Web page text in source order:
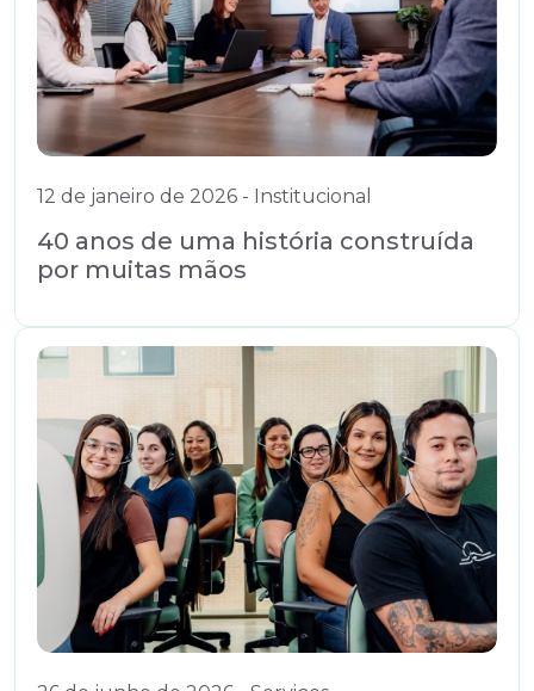
12 de janeiro de 2026 - Institucional
40 anos de uma história construída
por muitas mãos